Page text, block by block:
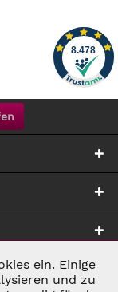
Aktivein. Einige
und zu